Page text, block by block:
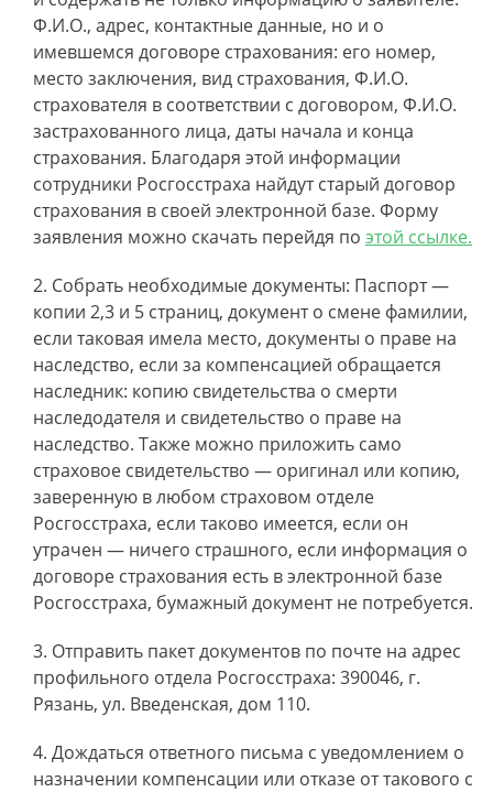
Ф.И.О., адрес, контактные данные, но и о
имевшемся договоре страхования: его номер,
место заключения, вид страхования, Ф.И.О.
страхователя в соответствии с договором, Ф.И.О.
застрахованного лица, даты начала и конца
страхования. Благодаря этой информации
сотрудники Росгосстраха найдут старый договор
страхования в своей электронной базе. Форму
заявления можно скачать перейдя по этой ссылке.
Собрать необходимые документы: Паспорт —
копии 2,3 и 5 страниц, документ о смене фамилии,
если таковая имела место, документы о праве на
наследство, если за компенсацией обращается
наследник: копию свидетельства о смерти
наследодателя и свидетельство о праве на
наследство. Также можно приложить само
страховое свидетельство — оригинал или копию,
заверенную в любом страховом отделе
Росгосстраха, если таково имеется, если он
утрачен — ничего страшного, если информация о
договоре страхования есть в электронной базе
Росгосстраха, бумажный документ не потребуется.
Отправить пакет документов по почте на адрес
профильного отдела Росгосстраха: 390046, г.
Рязань, ул. Введенская, дом 110.
Дождаться ответного письма с уведомлением о
назначении компенсации или отказе от такового с